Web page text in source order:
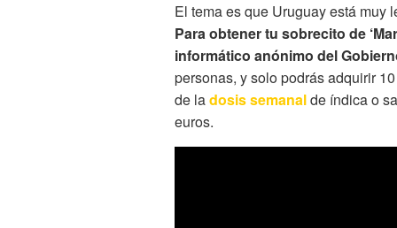
El tema es que Uruguay está muy
Para obtener tu sobrecito de
informático anónimo del
personas, y solo podrás adquirir
de ladosis semanalde índica o
euros.